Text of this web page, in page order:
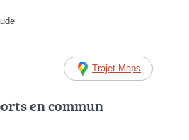
Trajet Maps
en commun